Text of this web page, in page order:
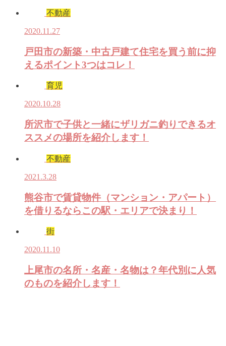
不動産
2020.11.27
戸田市の新築・中古戸建て住宅を買う前に抑
えるポイント3つはコレ！
育児
2020.10.28
所沢市で子供と一緒にザリガニ釣りできるオ
ススメの場所を紹介します！
不動産
2021.3.28
熊谷市で賃貸物件（マンション・アパート）
を借りるならこの駅・エリアで決まり！
街
2020.11.10
上尾市の名所・名産・名物は？年代別に人気
のものを紹介します！